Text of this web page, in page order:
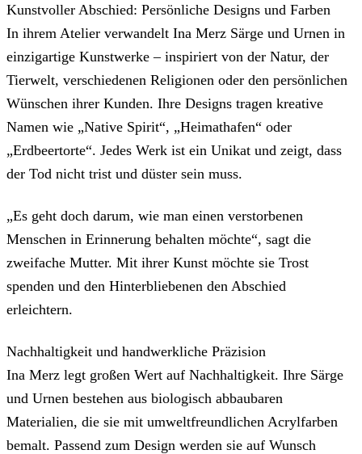
Kunstvoller Abschied: Persönliche Designs und Farben
In ihrem Atelier verwandelt Ina Merz Särge und Urnen in
einzigartige Kunstwerke – inspiriert von der Natur, der
Tierwelt, verschiedenen Religionen oder den persönlichen
Wünschen ihrer Kunden. Ihre Designs tragen kreative
Namen wie „Native Spirit“, „Heimathafen“ oder
„Erdbeertorte“. Jedes Werk ist ein Unikat und zeigt, dass
der Tod nicht trist und düster sein muss.
„Es geht doch darum, wie man einen verstorbenen
Menschen in Erinnerung behalten möchte“, sagt die
zweifache Mutter. Mit ihrer Kunst möchte sie Trost
spenden und den Hinterbliebenen den Abschied
erleichtern.
Nachhaltigkeit und handwerkliche Präzision
Ina Merz legt großen Wert auf Nachhaltigkeit. Ihre Särge
und Urnen bestehen aus biologisch abbaubaren
Materialien, die sie mit umweltfreundlichen Acrylfarben
bemalt. Passend zum Design werden sie auf Wunsch